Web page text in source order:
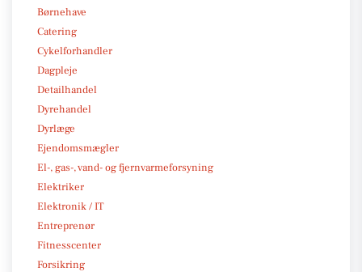
Børnehave
Catering
Cykelforhandler
Dagpleje
Detailhandel
Dyrehandel
Dyrlæge
Ejendomsmægler
El-, gas-, vand- og fjernvarmeforsyning
Elektriker
Elektronik / IT
Entreprenør
Fitnesscenter
Forsikring